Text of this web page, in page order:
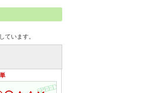
ています。